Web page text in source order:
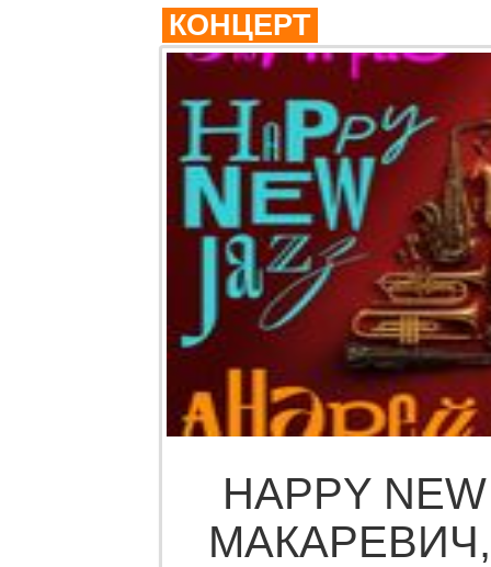
КОНЦЕРТ
HAPPY
МАКАРЕВИЧ,